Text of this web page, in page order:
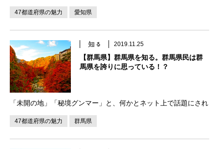
グルメぐらいで、他の大都市県と比べると観光名所や特徴が少な
いイメージがあります。しかし戦国時代から脈々と受け継がれる
47都道府県の魅力 愛知県
2019.11.25
【群馬県】群馬県を知る。群馬県民は群
馬県を誇りに思っている！？
「未開の地」「秘境グンマー」と、何かとネット上で話題にされ
る群馬県。しかし、平成29年の群馬県の「県政県民意識調査アン
ケート」では県民の60％以上が「群馬県を他県に自慢できる」と
47都道府県の魅力 群馬県